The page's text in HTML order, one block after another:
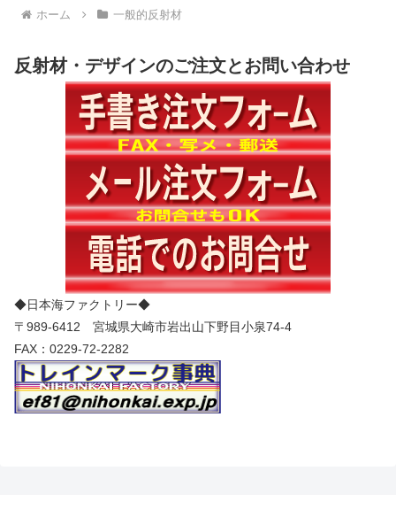
ホーム 一般的反射材
反射材・デザインのご注文とお問い合わせ
◆日本海ファクトリー◆
〒989-6412 宮城県大崎市岩出山下野目小泉74-4
FAX：0229-72-2282